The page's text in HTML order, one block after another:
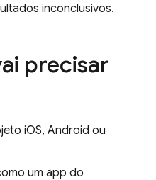
inconclusivos.
precisar
iOS, Android ou
um app do